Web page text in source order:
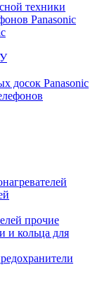
техники
Panasonic
досок Panasonic
прочие
и кольца для